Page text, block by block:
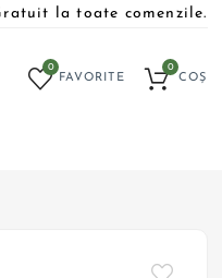
la toate comenzile.
FAVORITE
0
COȘ
0